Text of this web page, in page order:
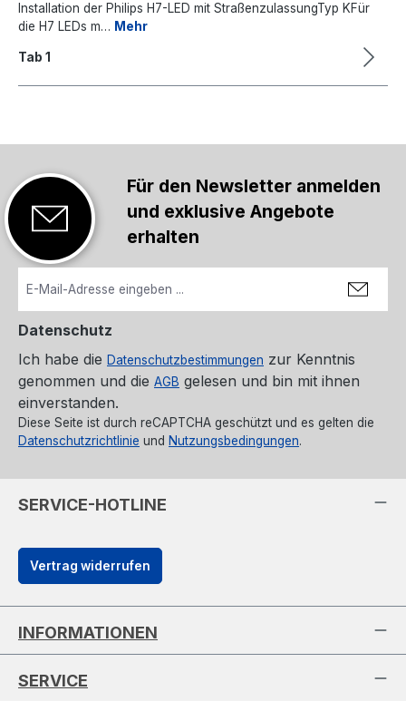
Installation der Philips H7-LED mit StraßenzulassungTyp KFür
die H7 LEDs m… Mehr
Tab 1
Für den Newsletter anmelden
und exklusive Angebote
erhalten
Datenschutz
Ich habe die Datenschutzbestimmungen zur Kenntnis
genommen und die AGB gelesen und bin mit ihnen
einverstanden.
Diese Seite ist durch reCAPTCHA geschützt und es gelten die
Datenschutzrichtlinie und Nutzungsbedingungen.
SERVICE-HOTLINE
Vertrag widerrufen
INFORMATIONEN
SERVICE